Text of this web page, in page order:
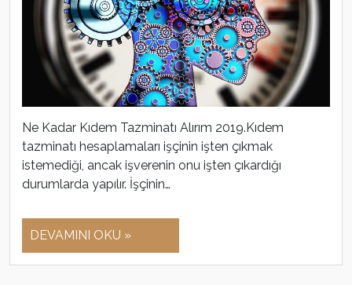
Ne Kadar Kıdem Tazminatı Alırım 2019.Kıdem
tazminatı hesaplamaları işçinin işten çıkmak
istemediği, ancak işverenin onu işten çıkardığı
durumlarda yapılır. İşçinin…
DEVAMINI OKU »